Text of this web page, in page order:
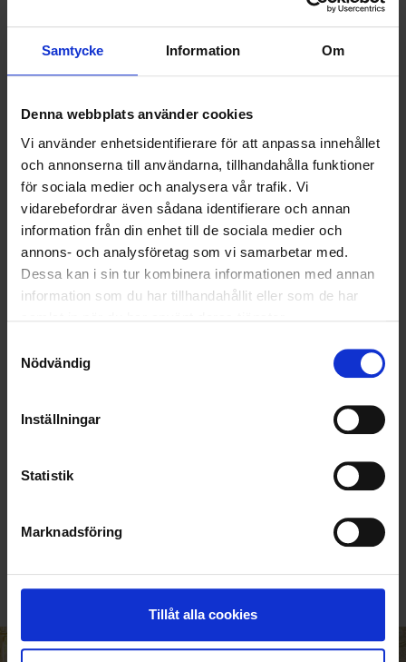
Samtycke Information Om
Denna webbplats använder cookies
Vi använder enhetsidentifierare för att anpassa innehållet
och annonserna till användarna, tillhandahålla funktioner
för sociala medier och analysera vår trafik. Vi
vidarebefordrar även sådana identifierare och annan
information från din enhet till de sociala medier och
annons- och analysföretag som vi samarbetar med.
Dessa kan i sin tur kombinera informationen med annan
information som du har tillhandahållit eller som de har
Nödvändig
Inställningar
Statistik
Marknadsföring
Tillåt alla cookies
OHLSSONSKOLLEGOR
RENHÅLLNING
SAMARBETEN
VELLINGE
010-45 00 200​